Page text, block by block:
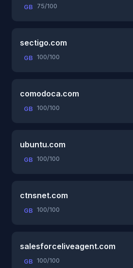
GB 75/100
sectigo.com
GB 100/100
comodoca.com
GB 100/100
ubuntu.com
GB 100/100
ctnsnet.com
GB 100/100
salesforceliveagent.com
GB 100/100